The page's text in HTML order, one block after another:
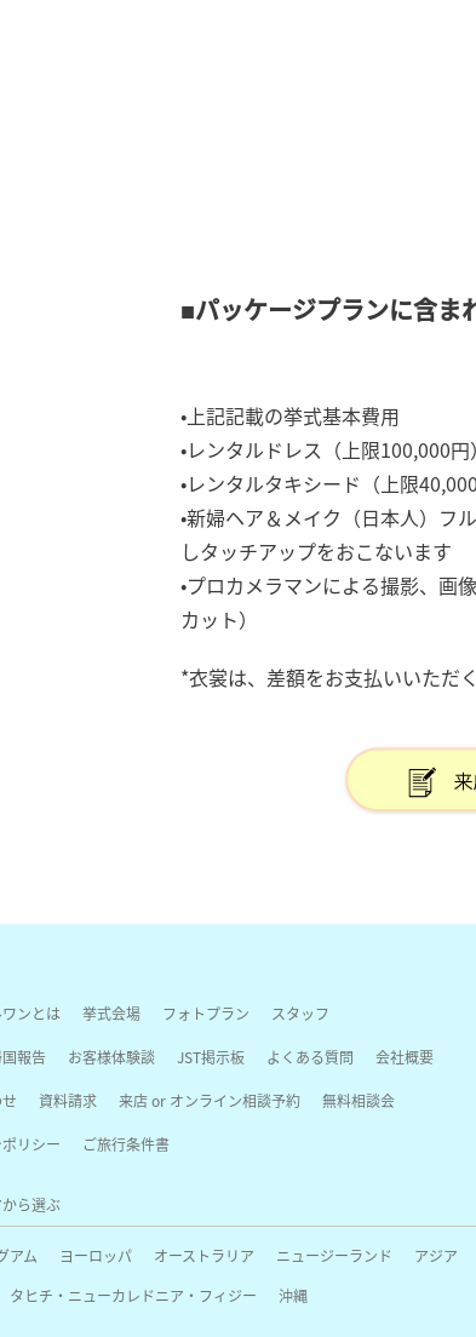
■パッケージプランに含ま
•上記記載の挙式基本費用
•レンタルドレス（上限100,000円
•レンタルタキシード（上限
•新婦ヘア＆メイク（日本人）フ
しタッチアップをおこないます
•プロカメラマンによる撮影、画
カット）
*衣裳は、差額をお支払いいただ
ンとは 挙式会場 フォトプラン スタッフ
報告 お客様体験談 JST掲示板 よくある質問 会社概要
資料請求 来店 or オンライン相談予約 無料相談会
リシー ご旅行条件書
ら選ぶ
アム ヨーロッパ オーストラリア ニュージーランド
アジア
タヒチ・ニューカレドニア・フィジー 沖縄